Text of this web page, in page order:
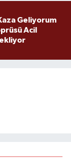
Geliyorum
Acil